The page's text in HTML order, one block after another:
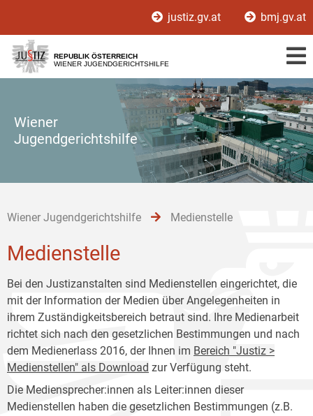
[1]
[2]
[3]
justiz.gv.at bmj.gv.at
REPUBLIK ÖSTERREICH
WIENER JUGENDGERICHTSHILFE
Wiener
Jugendgerichtshilfe
Wiener Jugendgerichtshilfe Medienstelle
Medienstelle
Bei den Justizanstalten sind Medienstellen eingerichtet, die
mit der Information der Medien über Angelegenheiten in
ihrem Zuständigkeitsbereich betraut sind. Ihre Medienarbeit
richtet sich nach den gesetzlichen Bestimmungen und nach
dem Medienerlass 2016, der Ihnen im Bereich "Justiz >
Medienstellen" als Download zur Verfügung steht.
Die Mediensprecher:innen als Leiter:innen dieser
Medienstellen haben die gesetzlichen Bestimmungen (z.B.